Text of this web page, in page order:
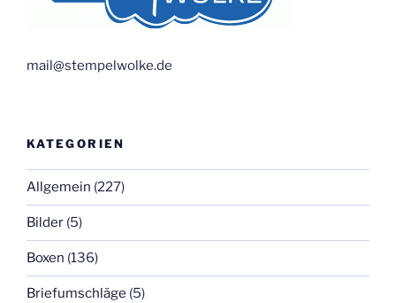
mail@stempelwolke.de
KATEGORIEN
Allgemein (227)
Bilder (5)
Boxen (136)
Briefumschläge (5)